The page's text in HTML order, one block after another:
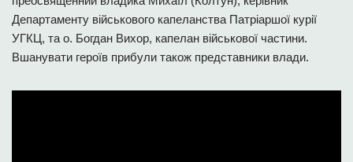
Департаменту військового капеланства Патріаршої курії
УГКЦ, та о. Богдан Вихор, капелан військової частини.
Вшанувати героїв прибули також представники влади.